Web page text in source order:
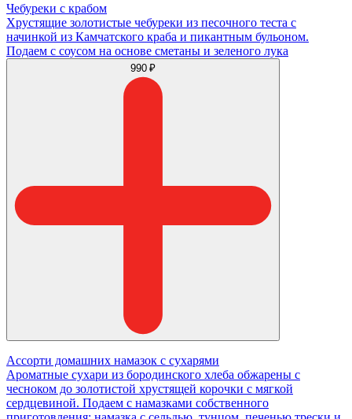
Чебуреки с крабом
Хрустящие золотистые чебуреки из песочного теста с
начинкой из Камчатского краба и пикантным бульоном.
Подаем с соусом на основе сметаны и зеленого лука
990 ₽
Ассорти домашних намазок с сухарями
Ароматные сухари из бородинского хлеба обжарены с
чесноком до золотистой хрустящей корочки с мягкой
сердцевиной. Подаем с намазками собственного